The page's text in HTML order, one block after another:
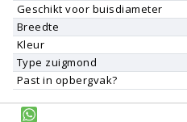
Geschikt voor buisdiameter
Breedte
Kleur
Type zuigmond
Past in opbergvak?